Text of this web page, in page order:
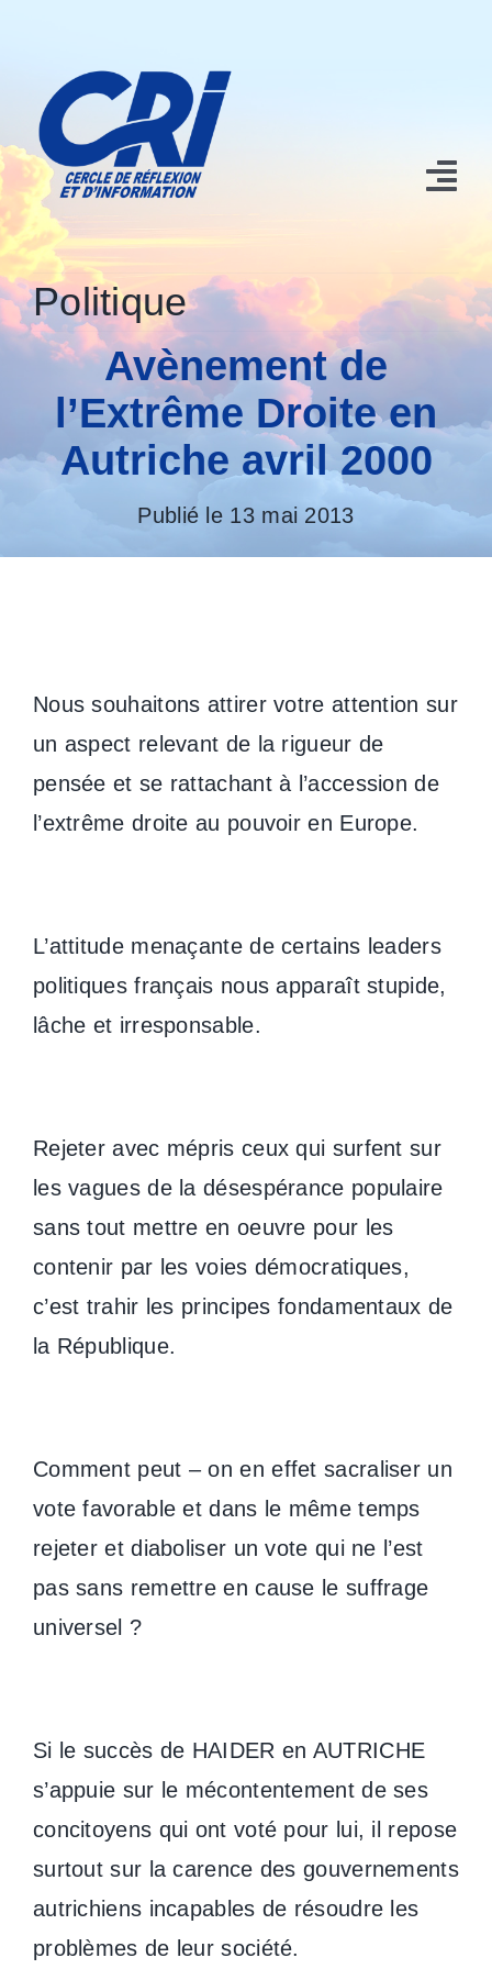
contenu
Nos contributions
Qui sommes nous?
Conférences et Manifestations
Politique
Avènement de
l’Extrême Droite en
Autriche avril 2000
Publié le 13 mai 2013
Nous souhaitons attirer votre attention sur
un aspect relevant de la rigueur de
pensée et se rattachant à l’accession de
l’extrême droite au pouvoir en Europe.
L’attitude menaçante de certains leaders
politiques français nous apparaît stupide,
lâche et irresponsable.
Rejeter avec mépris ceux qui surfent sur
les vagues de la désespérance populaire
sans tout mettre en oeuvre pour les
contenir par les voies démocratiques,
c’est trahir les principes fondamentaux de
la République.
Comment peut – on en effet sacraliser un
vote favorable et dans le même temps
rejeter et diaboliser un vote qui ne l’est
pas sans remettre en cause le suffrage
universel ?
Si le succès de HAIDER en AUTRICHE
s’appuie sur le mécontentement de ses
concitoyens qui ont voté pour lui, il repose
surtout sur la carence des gouvernements
autrichiens incapables de résoudre les
problèmes de leur société.